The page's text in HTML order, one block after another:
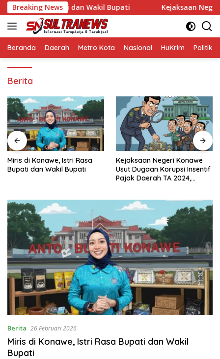
Langsung
ke
konten
Breaking News
Rasa Bupati dan Wakil Bupati Kejaksaan Negeri
Beranda Daerah Metro Kota Nasional HuKrim Politik
Berita
Miris di Konawe, Istri Rasa
Bupati dan Wakil Bupati
Kejaksaan Negeri Konawe
Usut Dugaan Korupsi Insentif
Pajak Daerah TA 2024,
Berita 26 Februari 2026
Miris di Konawe, Istri Rasa Bupati dan Wakil
Bupati